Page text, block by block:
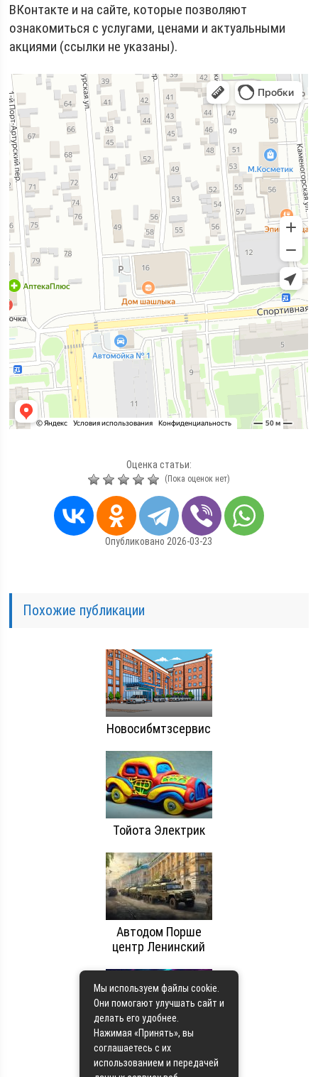
ВКонтакте и на сайте, которые позволяют
ознакомиться с услугами, ценами и актуальными
акциями (ссылки не указаны).
Оценка статьи:
(Пока оценок нет)
Опубликовано 2026-03-23
Похожие публикации
Новосибмтзсервис
Тойота Электрик
Автодом Порше
центр Ленинский
Автоцентр Пик
Мы используем файлы cookie.
Они помогают улучшать сайт и
делать его удобнее.
Нажимая «Принять», вы
соглашаетесь с их
использованием и передачей